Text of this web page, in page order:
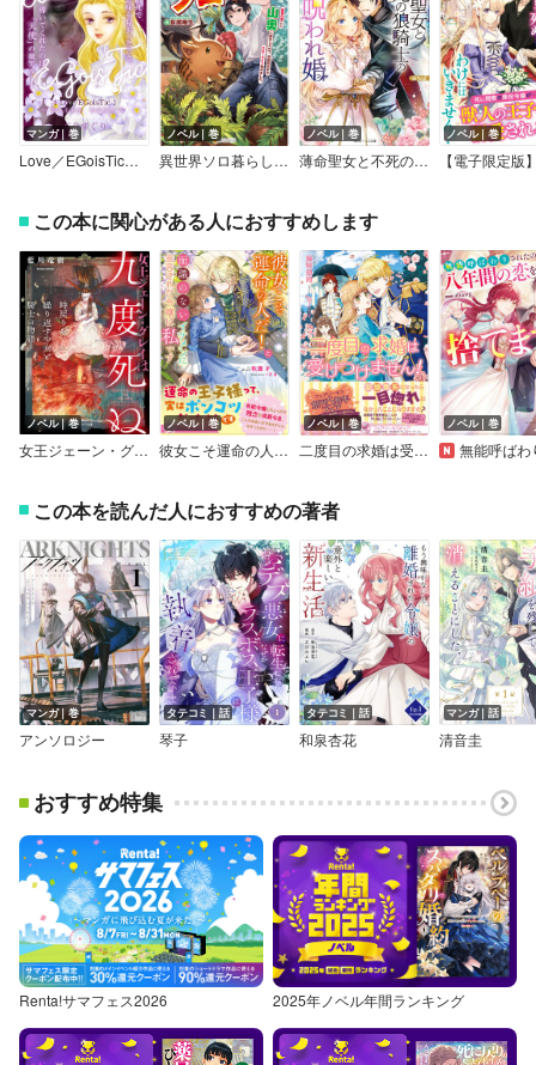
マンガ｜巻
Love／EGoisTic～fairy tale～
ノベル｜巻
異世界ソロ暮らし 田舎の家ごと山奥に転生したので、自由気ままなスローライフ始めました。
ノベル｜巻
薄命聖女と不死の狼騎士の呪われ婚 死ぬ運命だった二十歳の誕生日に「俺を殺せ」と求婚されました【電子特典付き】
ノベル｜巻
この本に関心がある人におすすめします
ノベル｜巻
女王ジェーン・グレイは九度死ぬ～時戻りを繰り返す少女と騎士の物語～
ノベル｜巻
彼女こそ運命の人だ！と面識のないイケメンに宣言された令嬢は私です【特典SS付】【イラスト付】
ノベル｜巻
二度目の求婚は受けつけません！【初回限定SS付】【イラスト付】
ノベル｜巻
無能呼ばわりされたので八年間の恋を
この本を読んだ人におすすめの著者
マンガ｜巻
アンソロジー
タテコミ｜話
琴子
タテコミ｜話
和泉杏花
マンガ｜話
清音圭
おすすめ特集
Renta!サマフェス2026 2025年ノベル年間ランキング